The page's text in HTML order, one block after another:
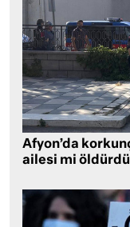
Afyon’da
ailesi mi